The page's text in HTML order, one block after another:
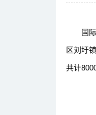
国际在
区刘圩
共计